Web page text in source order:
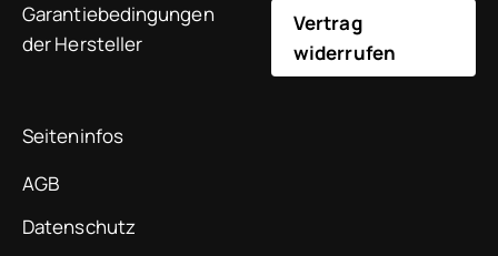
Garantiebedingungen
der Hersteller
Vertrag
widerrufen
Seiteninfos
AGB
Datenschutz